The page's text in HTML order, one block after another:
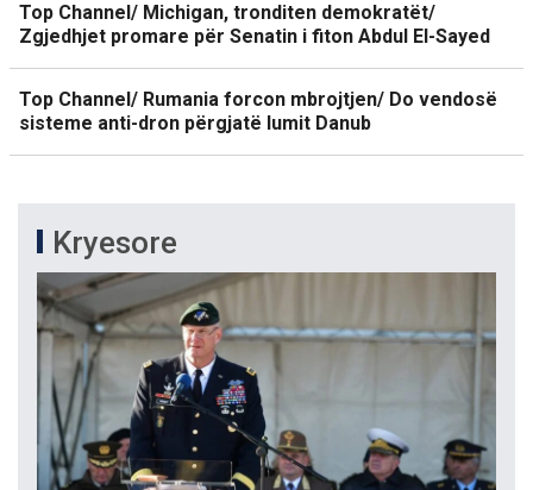
Top Channel/ Michigan, tronditen demokratët/
Zgjedhjet promare për Senatin i fiton Abdul El-Sayed
Top Channel/ Rumania forcon mbrojtjen/ Do vendosë
sisteme anti-dron përgjatë lumit Danub
Kryesore